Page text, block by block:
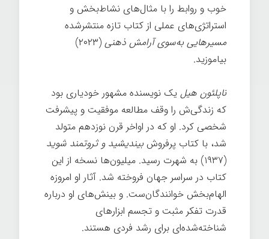
خوب و روابط را با مثال‌های نشاط‌بخش و
استراتژی‌های عملی از کتاب تازه منتشرشده
مسیرهایی به‌سوی آرامش ذهنی
(۲۰۲۳)
بیاموزید.
ناپلئون هیل یک نویسنده مشهور خودیاری بود
که زندگی‌ش را وقف مطالعه موفقیت و پیشرفت
شخصی کرد. او که در اواخر قرن نوزدهم متولد
شد، با کتاب پرفروش بیندیشید و ثروتمند شوید
(۱۹۳۷) به شهرت رسید. میلیون‌ها نسخه از این
کتاب در سراسر جهان فروخته شد. آثار او امروزه
الهام‌بخش خوانندگان‌ست. و بینش‌های او درباره
قدرت تفکر مثبت و تجسم ابزارهای
شناخته‌شده‌ای برای رشد فردی هستند.